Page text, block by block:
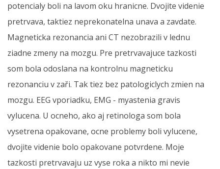
potencialy boli na lavom oku hranicne. Dvojite videnie
pretrvava, taktiez neprekonatelna unava a zavdate.
Magneticka rezonancia ani CT nezobrazili v lednu
ziadne zmeny na mozgu. Pre pretrvavajuce tazkosti
som bola odoslana na kontrolnu magneticku
rezonanciu v zaři. Tak tiez bez patologiclych zmien na
mozgu. EEG vporiadku, EMG - myastenia gravis
vylucena. U ocneho, ako aj retinologa som bola
vysetrena opakovane, ocne problemy boli vylucene,
dvojite videnie bolo opakovane potvrdene. Moje
tazkosti pretrvavaju uz vyse roka a nikto mi nevie